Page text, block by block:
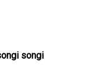
songi